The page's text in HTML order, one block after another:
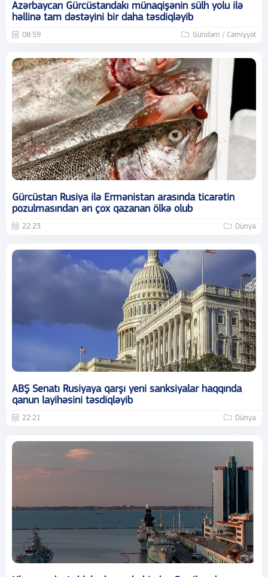
Azərbaycan Gürcüstandakı münaqişənin sülh yolu ilə
həllinə tam dəstəyini bir daha təsdiqləyib
08:59 Gündəm / Cəmiyyət
Gürcüstan Rusiya ilə Ermənistan arasında ticarətin
pozulmasından ən çox qazanan ölkə olub
22:23 Dünya
ABŞ Senatı Rusiyaya qarşı yeni sanksiyalar haqqında
qanun layihəsini təsdiqləyib
22:21 Dünya